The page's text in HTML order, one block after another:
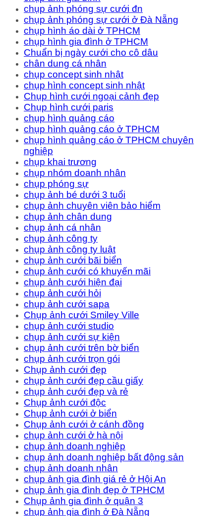
chụp ảnh phóng sự cưới đn
chụp ảnh phóng sự cưới ở Đà Nẵng
chụp hình áo dài ở TPHCM
chụp hình gia đình ở TPHCM
Chuẩn bị ngày cưới cho cô dâu
chân dung cá nhân
chụp concept sinh nhật
chụp hình concept sinh nhật
Chụp hình cưới ngoại cảnh đẹp
Chụp hình cưới paris
chụp hình quảng cáo
chụp hình quảng cáo ở TPHCM
chụp hình quảng cáo ở TPHCM chuyên
nghiệp
chụp khai trương
chụp nhóm doanh nhân
chụp phóng sự
chụp ảnh bé dưới 3 tuổi
chụp ảnh chuyên viên bảo hiểm
chụp ảnh chân dung
chụp ảnh cá nhân
chụp ảnh công ty
chụp ảnh công ty luật
chụp ảnh cưới bãi biển
chụp ảnh cưới có khuyến mãi
chụp ảnh cưới hiện đại
chụp ảnh cưới hỏi
chụp ảnh cưới sapa
Chụp ảnh cưới Smiley Ville
chụp ảnh cưới studio
chụp ảnh cưới sự kiện
chụp ảnh cưới trên bờ biển
chụp ảnh cưới trọn gói
Chụp ảnh cưới đẹp
chụp ảnh cưới đẹp cầu giấy
chụp ảnh cưới đẹp và rẻ
Chụp ảnh cưới độc
Chụp ảnh cưới ở biển
Chụp ảnh cưới ở cánh đồng
chụp ảnh cưới ở hà nội
chụp ảnh doanh nghiệp
chụp ảnh doanh nghiệp bất động sản
chụp ảnh doanh nhân
chụp ảnh gia đình giá rẻ ở Hội An
chụp ảnh gia đình đẹp ở TPHCM
Chụp ảnh gia đình ở quận 3
chụp ảnh gia đình ở Đà Nẵng